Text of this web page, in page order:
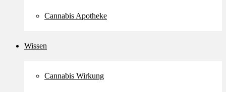
Cannabis Apotheke
Wissen
Cannabis Wirkung